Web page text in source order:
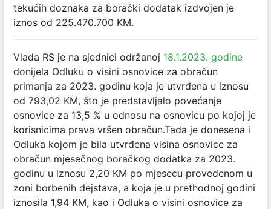
tekućih doznaka za borački dodatak izdvojen je
iznos od 225.470.700 KM.
Vlada RS je na sjednici održanoj 18.1.2023. godine
donijela Odluku o visini osnovice za obračun
primanja za 2023. godinu koja je utvrđena u iznosu
od 793,02 KM, što je predstavljalo povećanje
osnovice za 13,5 % u odnosu na osnovicu po kojoj je
korisnicima prava vršen obračun.Tada je donesena i
Odluka kojom je bila utvrđena visina osnovice za
obračun mjesečnog boračkog dodatka za 2023.
godinu u iznosu 2,20 KM po mjesecu provedenom u
zoni borbenih dejstava, a koja je u prethodnoj godini
iznosila 1,94 KM, kao i Odluka o visini osnovice za